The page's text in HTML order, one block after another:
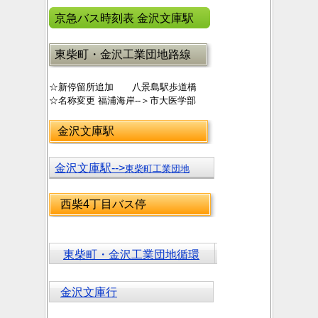
京急バス時刻表 金沢文庫駅
東柴町・金沢工業団地路線
☆新停留所追加 八景島駅歩道橋
☆名称変更 福浦海岸--＞市大医学部
金沢文庫駅
金沢文庫駅-->東柴町工業団地
西柴4丁目バス停
東柴町・金沢工業団地循環
金沢文庫行